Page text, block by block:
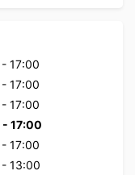
- 17:00
- 17:00
- 17:00
- 17:00
- 17:00
- 13:00